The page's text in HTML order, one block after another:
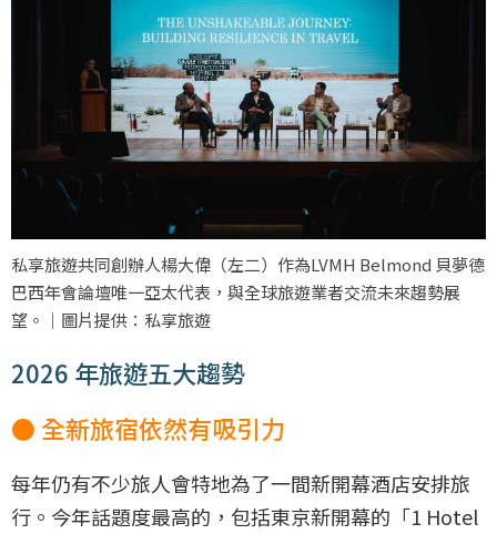
私享旅遊共同創辦人楊大偉（左二）作為LVMH Belmond 貝夢德
巴西年會論壇唯一亞太代表，與全球旅遊業者交流未來趨勢展
望。｜圖片提供：私享旅遊
2026 年旅遊五大趨勢
● 全新旅宿依然有吸引力
每年仍有不少旅人會特地為了一間新開幕酒店安排旅
行。今年話題度最高的，包括東京新開幕的「1 Hotel